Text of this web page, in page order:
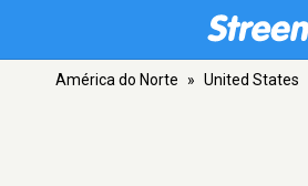
América do Norte » United States